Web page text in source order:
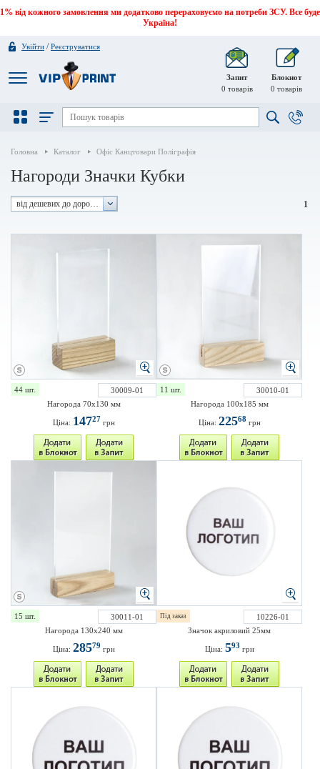
1% від кожного замовлення ми додатково перераховуємо на потреби ЗСУ. Все буде
Україна!
Увійти /Реєструватися
Запит
0 товарів
Блокнот
0 товарів
Головна Каталог Офіс Канцтовари Поліграфія
Нагороди Значки Кубки
від дешевих до дорогих 1
44 шт.
30009-01
Нагорода 70х130 мм
Ціна: 14727 грн
11 шт.
30010-01
Нагорода 100х185 мм
Ціна: 22568грн
15 шт.
30011-01
Нагорода 130х240 мм
Ціна: 28579 грн
Під заказ
10226-01
Значок акриловий 25мм
Ціна: 593 грн